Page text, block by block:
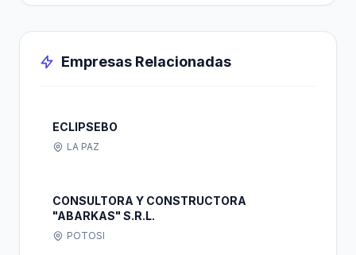
Empresas Relacionadas
ECLIPSEBO
LA PAZ
CONSULTORA Y CONSTRUCTORA
"ABARKAS" S.R.L.
POTOSI